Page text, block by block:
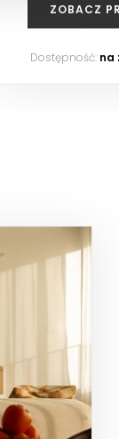
ZOBACZ
Dostępność: na